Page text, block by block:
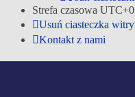
Strefa czasowa
Usuń ciasteczka
Kontakt z nami